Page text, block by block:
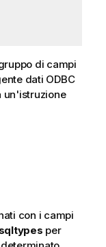
di campi
dati ODBC
un'istruzione
con i campi
sqltypes per